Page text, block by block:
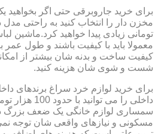
برای خرید جاروبرقی حتی اگر بخواهید
تومانی زیادی پیدا خواهید کرد.ماشین
معمولا باید با کیفیت باشند و طول عمر
کیفیت ساخت و بدنه شان بیشتر از
شست و شوی شان هزینه کنید.
برای خرید لوازم خرد سراغ برندهای
داخلی را می
سمساری لوازم خانگی یک ضعف بزرگ
مسکونی و نیازهای واقعی شان توجه